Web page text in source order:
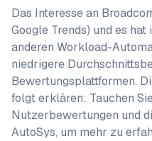
Das Interesse an
Google Trends) und es
anderen Workload-
niedrigere
Bewertungsplattformen.
folgt erklären: Tauchen
Nutzerbewertungen und
AutoSys, um mehr zu